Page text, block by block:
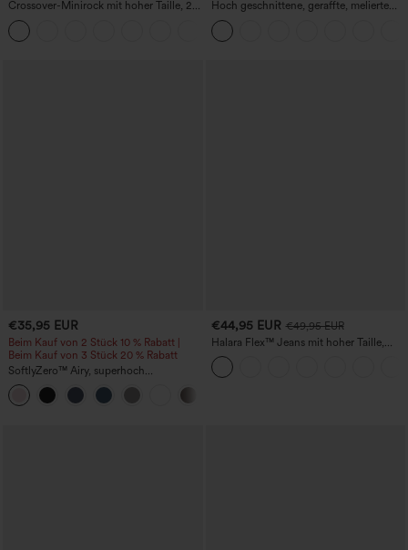
Crossover-Minirock mit hoher Taille, 2-
in-1, Fransen-Saum und figurbetontem
Schnitt in Wildlederoptik für Partys
Hoch geschnittene, geraffte, melierte
Yoga-Pedal-Pusher-Joggers mit
Taschen
€35,95 EUR
Beim Kauf von 2 Stück 10 % Rabatt |
Beim Kauf von 3 Stück 20 % Rabatt
SoftlyZero™ Airy, superhoch
geschnittene 2-in-1 InstantCool Yoga-
Shorts 7" mit Taschen
€44,95 EUR €49,95 EUR
Halara Flex™ Jeans mit hoher Taille,
Taschen, geradem Bein und Used-Look